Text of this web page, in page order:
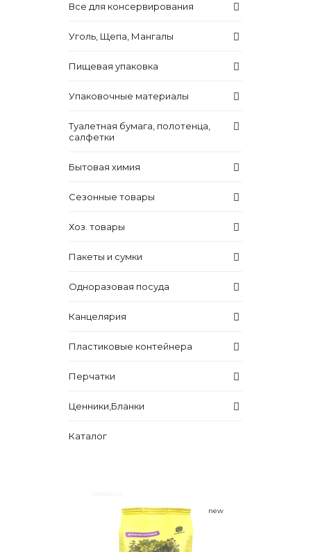
Все для консервирования
Уголь, Щепа, Мангалы
Пищевая упаковка
Упаковочные материалы
Туалетная бумага, полотенца,
салфетки
Бытовая химия
Сезонные товары
Хоз. товары
Пакеты и сумки
Одноразовая посуда
Канцелярия
Пластиковые контейнера
Перчатки
Ценники,Бланки
Каталог
new